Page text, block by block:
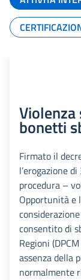
bonetti
Firmato il
l’erogazione
procedura –
Opportunità e
consentito di
Regioni
assenza della
normalmente